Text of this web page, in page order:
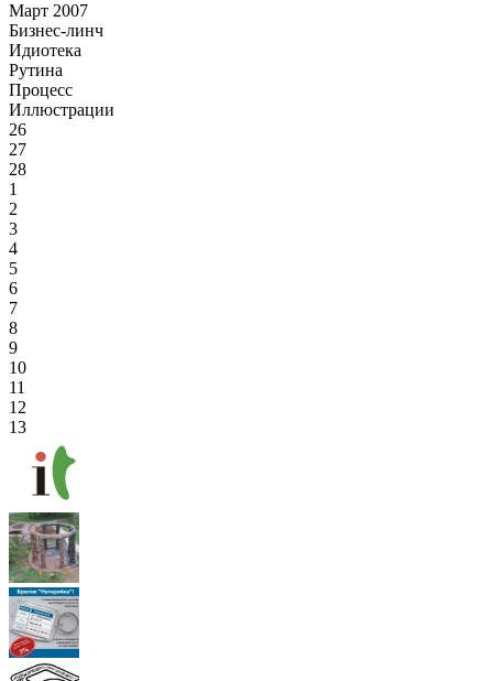
Март 2007
Бизнес-линч
Идиотека
Рутина
Процесс
Иллюстрации
26
27
28
1
2
3
4
5
6
7
8
9
10
11
12
13